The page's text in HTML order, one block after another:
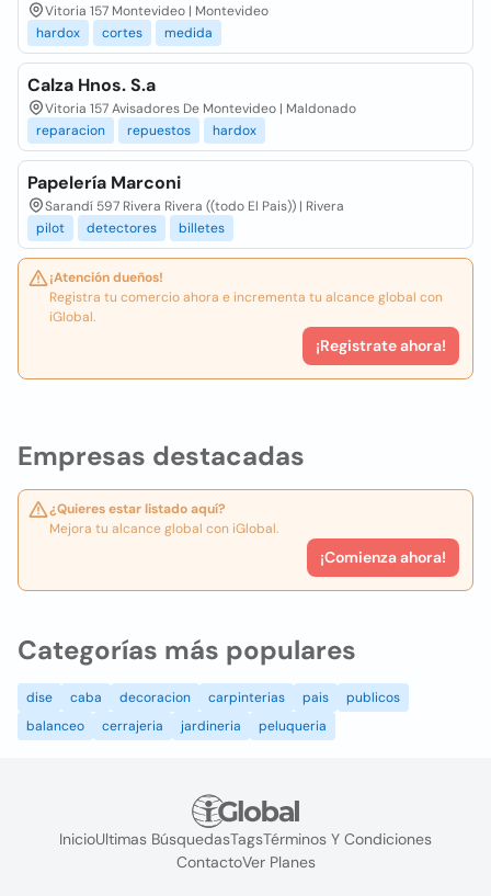
Empresas destacadas
¿Quieres estar listado aquí?
Mejora tu alcance global con iGlobal.
¡Comienza ahora!
Vitoria 157 Montevideo | Montevideo
hardox
cortes medida
Calza Hnos. S.a
Vitoria 157 Avisadores De Montevideo | Maldonado
reparacion
repuestos hardox
Papelería Marconi
Sarandí 597 Rivera Rivera ((todo El Pais)) | Rivera
pilot
detectores billetes
¡Atención dueños!
Registra tu comercio ahora e incrementa tu alcance global con
iGlobal.
¡Registrate ahora!
Categorías más populares
dise caba decoracion carpinterias pais
publicos
balanceo
cerrajeria jardineria peluqueria
InicioUltimas BúsquedasTagsTérminos Y Condiciones
ContactoVer Planes